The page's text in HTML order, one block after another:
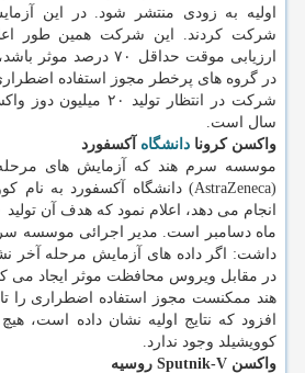
شرکت کردند. این شرکت همین طور
ارزیابی موقت حداقل ۷۰
در گروه های پرخطر مجوز استفاده
شرکت در انتظار تولید ۲۰
سال است.
واکسن کرونا دانشگاه آکسفورد
موسسه سرم هند که آزمایش های
ماه دسامبر است. مدیر اجرائی موسسه سرم
داشت: اگر داده های آزمایش مرحله آخر
در مقابل ویروس محافظت موثر ایجاد می
هند ممکنست مجوز استفاده اضطراری را
افزود که نتایج اولیه نشان داده است،
کوویشیلد وجود ندارد.
واکسن Sputnik-V روسیه